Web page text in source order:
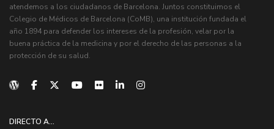
atendemos a los ciudadanos de Barcelona. Juntos constituimos el
Colegio de Médicos de Barcelona (CoMB), una institución fundada el
año 1894 para defender los intereses de la profesión, velar por la
buena práctica de la medicina y por el derecho de las personas a la
protección de su salud.
DIRECTO A...